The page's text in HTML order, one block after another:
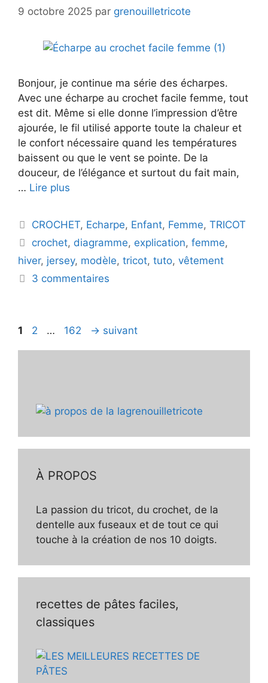
9 octobre 2025 par grenouilletricote
Bonjour, je continue ma série des écharpes.
Avec une écharpe au crochet facile femme, tout
est dit. Même si elle donne l’impression d’être
ajourée, le fil utilisé apporte toute la chaleur et
le confort nécessaire quand les températures
baissent ou que le vent se pointe. De la
douceur, de l’élégance et surtout du fait main,
… Lire plus
Catégories
CROCHET, Echarpe, Enfant, Femme,TRICOT
Étiquettes
crochet, diagramme, explication,femme,
hiver, jersey, modèle, tricot, tuto, vêtement
3 commentaires
Page
1 Page
2 … Page
162 → suivant
À PROPOS
La passion du tricot, du crochet, de la
dentelle aux fuseaux et de tout ce qui
touche à la création de nos 10 doigts.
recettes de pâtes faciles,
classiques